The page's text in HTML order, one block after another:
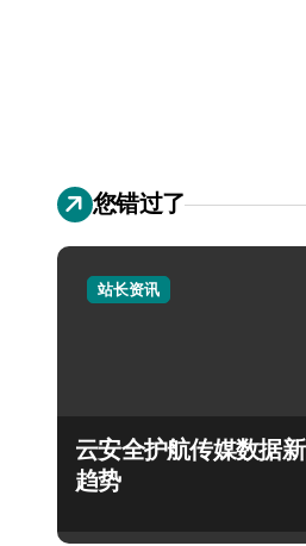
您错过了
站长资讯
云安全护航传媒数据新
趋势